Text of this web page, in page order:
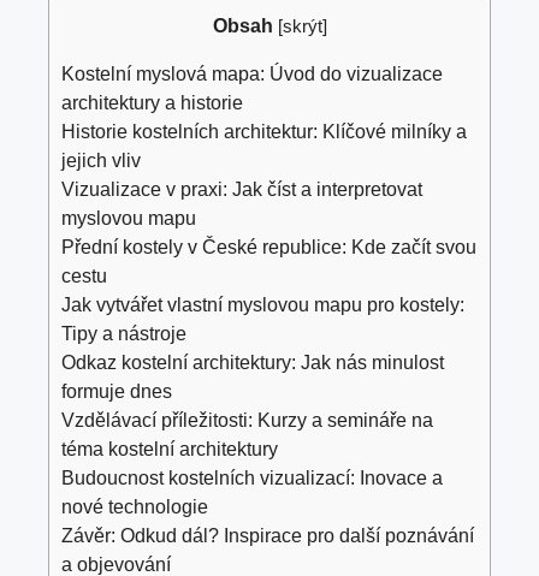
Obsah [skrýt]
Kostelní ⁣myslová ⁣mapa: Úvod ‌do vizualizace
architektury a ‍historie
Historie ‍kostelních ​architektur: Klíčové⁤ milníky ⁤a
⁤jejich ‌vliv
Vizualizace ⁢v praxi: Jak číst​ a interpretovat
myslovou mapu
Přední kostely v České republice: ⁤Kde začít svou⁢
cestu
Jak vytvářet⁣ vlastní‍ myslovou mapu pro kostely:
Tipy a nástroje
Odkaz kostelní architektury: ‍Jak nás ‍minulost
formuje dnes
Vzdělávací⁣ příležitosti:⁢ Kurzy a semináře na​
téma kostelní architektury
Budoucnost kostelních‌ vizualizací:⁤ Inovace a
nové⁣ technologie
Závěr: Odkud‌ dál? Inspirace pro další poznávání
a objevování